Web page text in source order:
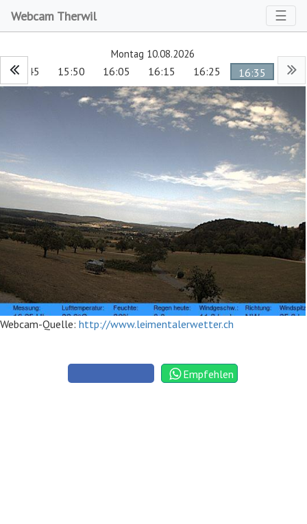
Webcam Therwil ☰
Montag 10.08.2026
15:45 15:50 16:05 16:15 16:25 16:35
Webcam-Quelle: http://www.leimentalerwetter.ch
Empfehlen